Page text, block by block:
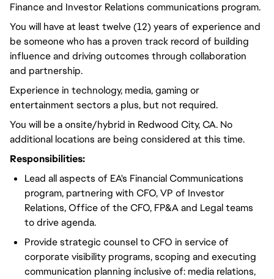
Finance and Investor Relations communications program.
You will have at least twelve (12) years of experience and
be someone who has a proven track record of building
influence and driving outcomes through collaboration
and partnership.
Experience in technology, media, gaming or
entertainment sectors a plus, but not required.
You will be a onsite/hybrid in Redwood City, CA. No
additional locations are being considered at this time.
Responsibilities:
Lead all aspects of EA's Financial Communications
program, partnering with CFO, VP of Investor
Relations, Office of the CFO, FP&A and Legal teams
to drive agenda.
Provide strategic counsel to CFO in service of
corporate visibility programs, scoping and executing
communication planning inclusive of: media relations,